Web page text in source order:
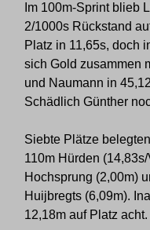
Im 100m-Sprint blieb
2/1000s Rückstand
Platz in 11,65s, doch
sich Gold zusammen
und Naumann in
Schädlich Günther
Siebte Plätze
110m Hürden
Hochsprung (2,00m)
Huijbregts (6,09m).
12,18m auf Platz acht.